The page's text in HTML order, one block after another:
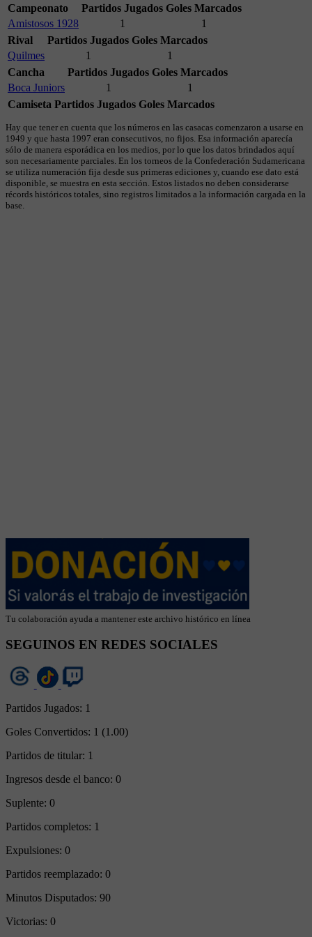
Campeonato Partidos Jugados Goles Marcados
Amistosos 1928
1
1
Rival
Partidos Jugados Goles Marcados
Quilmes
1
1
Cancha
Partidos Jugados Goles Marcados
Boca Juniors
1
1
Camiseta Partidos Jugados Goles Marcados
Hay que tener en cuenta que los números en las casacas comenzaron a usarse en
1949 y que hasta 1997 eran consecutivos, no fijos. Esa información aparecía
sólo de manera esporádica en los medios, por lo que los datos brindados aquí
son necesariamente parciales. En los torneos de la Confederación Sudamericana
se utiliza numeración fija desde sus primeras ediciones y, cuando ese dato está
disponible, se muestra en esta sección. Estos listados no deben considerarse
récords históricos totales, sino registros limitados a la información cargada en la
base.
Tu colaboración ayuda a mantener este archivo histórico en línea
SEGUINOS EN REDES SOCIALES
Partidos Jugados: 1
Goles Convertidos: 1 (1.00)
Partidos de titular: 1
Ingresos desde el banco: 0
Suplente: 0
Partidos completos: 1
Expulsiones: 0
Partidos reemplazado: 0
Minutos Disputados: 90
Victorias: 0